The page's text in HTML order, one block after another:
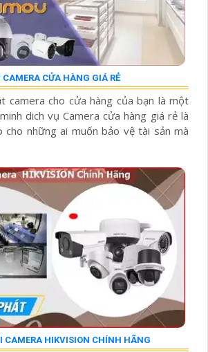
CAMERA CỬA HÀNG GIÁ RẺ
camera cho cửa hàng của bạn là một
dich vụ Camera cửa hàng giá rẻ là
cho những ai muốn bảo vệ tài sản mà
CAMERA HIKVISION CHÍNH HÃNG